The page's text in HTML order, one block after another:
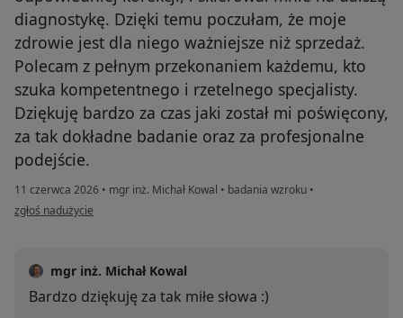
diagnostykę. Dzięki temu poczułam, że moje
zdrowie jest dla niego ważniejsze niż sprzedaż.
Polecam z pełnym przekonaniem każdemu, kto
szuka kompetentnego i rzetelnego specjalisty.
Dziękuję bardzo za czas jaki został mi poświęcony,
za tak dokładne badanie oraz za profesjonalne
podejście.
11 czerwca 2026 • mgr inż. Michał Kowal • badania wzroku •
w opinii użytkownika Kinga
zgłoś nadużycie
mgr inż. Michał Kowal
Bardzo dziękuję za tak miłe słowa :)